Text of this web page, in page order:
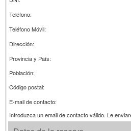
Teléfono:
Teléfono Móvil:
Dirección:
Provincia y País:
Población:
Código postal:
E-mail de contacto:
Introduzca un email de contacto válido. Le